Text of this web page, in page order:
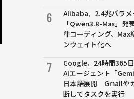
6
Alibaba、2.4兆パラメ
「Qwen3.8-Max」
律コーディング、Max
ンウェイト化へ
7
Google、24時間365
AIエージェント「
日本語展開 Gmailや
断してタスクを実行